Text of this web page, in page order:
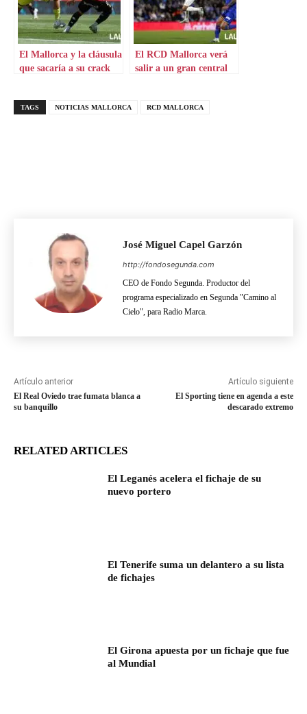
El Mallorca y la cláusula
que sacaría a su crack
El RCD Mallorca verá
salir a un gran central
TAGS NOTICIAS MALLORCA RCD MALLORCA
José Miguel Capel Garzón
http://fondosegunda.com
CEO de Fondo Segunda. Productor del
programa especializado en Segunda "Camino al
Cielo", para Radio Marca.
Artículo anterior
El Real Oviedo trae fumata blanca a
su banquillo
Artículo siguiente
El Sporting tiene en agenda a este
descarado extremo
RELATED ARTICLES
El Leganés acelera el fichaje de su
nuevo portero
El Tenerife suma un delantero a su lista
de fichajes
El Girona apuesta por un fichaje que fue
al Mundial